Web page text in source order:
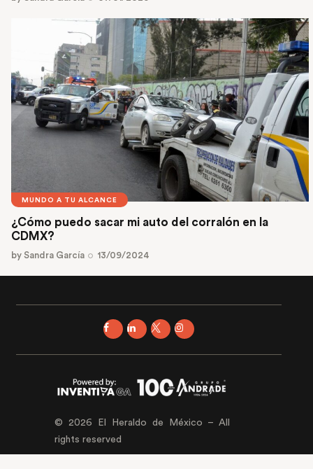
MUNDO A TU ALCANCE
¿Cómo puedo sacar mi auto del corralón en la
CDMX?
by Sandra García 13/09/2024
© 2026 El Heraldo de México – All
rights reserved